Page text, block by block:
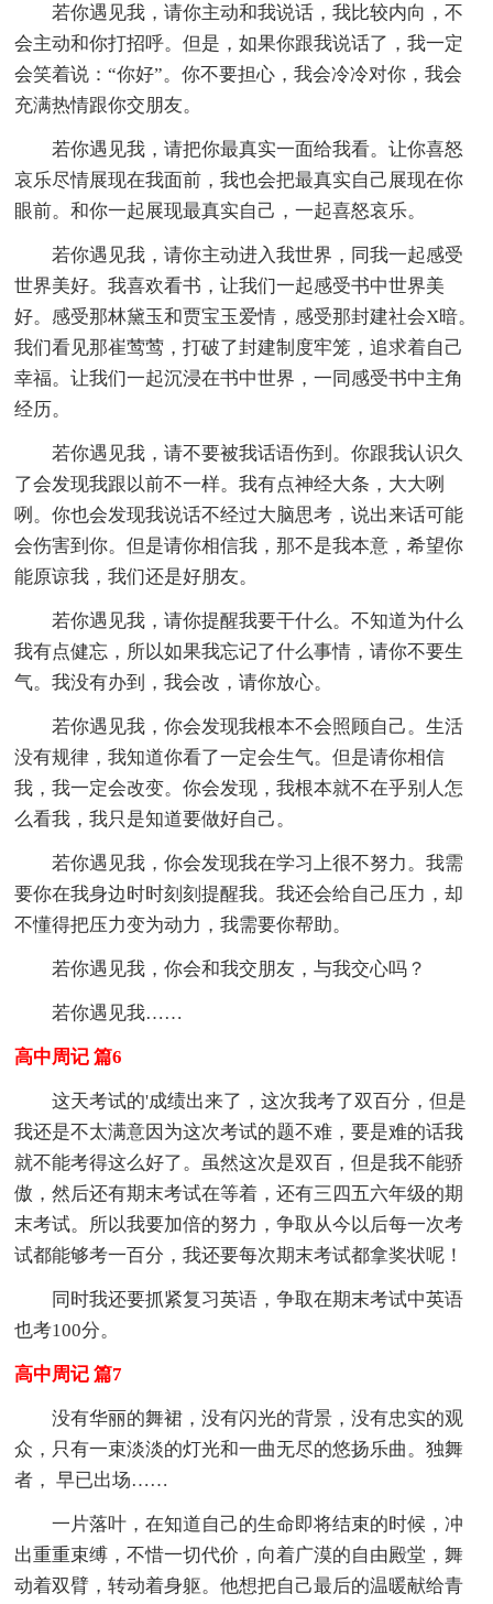
若你遇见我，请你主动和我说话，我比较内向，不
会主动和你打招呼。但是，如果你跟我说话了，我一定
会笑着说：“你好”。你不要担心，我会冷冷对你，我会
充满热情跟你交朋友。
若你遇见我，请把你最真实一面给我看。让你喜怒
哀乐尽情展现在我面前，我也会把最真实自己展现在你
眼前。和你一起展现最真实自己，一起喜怒哀乐。
若你遇见我，请你主动进入我世界，同我一起感受
世界美好。我喜欢看书，让我们一起感受书中世界美
好。感受那林黛玉和贾宝玉爱情，感受那封建社会X暗。
我们看见那崔莺莺，打破了封建制度牢笼，追求着自己
幸福。让我们一起沉浸在书中世界，一同感受书中主角
经历。
若你遇见我，请不要被我话语伤到。你跟我认识久
了会发现我跟以前不一样。我有点神经大条，大大咧
咧。你也会发现我说话不经过大脑思考，说出来话可能
会伤害到你。但是请你相信我，那不是我本意，希望你
能原谅我，我们还是好朋友。
若你遇见我，请你提醒我要干什么。不知道为什么
我有点健忘，所以如果我忘记了什么事情，请你不要生
气。我没有办到，我会改，请你放心。
若你遇见我，你会发现我根本不会照顾自己。生活
没有规律，我知道你看了一定会生气。但是请你相信
我，我一定会改变。你会发现，我根本就不在乎别人怎
么看我，我只是知道要做好自己。
若你遇见我，你会发现我在学习上很不努力。我需
要你在我身边时时刻刻提醒我。我还会给自己压力，却
不懂得把压力变为动力，我需要你帮助。
若你遇见我，你会和我交朋友，与我交心吗？
若你遇见我……
高中周记 篇6
这天考试的'成绩出来了，这次我考了双百分，但是
我还是不太满意因为这次考试的题不难，要是难的话我
就不能考得这么好了。虽然这次是双百，但是我不能骄
傲，然后还有期末考试在等着，还有三四五六年级的期
末考试。所以我要加倍的努力，争取从今以后每一次考
试都能够考一百分，我还要每次期末考试都拿奖状呢！
同时我还要抓紧复习英语，争取在期末考试中英语
也考100分。
高中周记 篇7
没有华丽的舞裙，没有闪光的背景，没有忠实的观
众，只有一束淡淡的灯光和一曲无尽的悠扬乐曲。独舞
者， 早已出场……
一片落叶，在知道自己的生命即将结束的时候，冲
出重重束缚，不惜一切代价，向着广漠的自由殿堂，舞
动着双臂，转动着身躯。他想把自己最后的温暖献给青